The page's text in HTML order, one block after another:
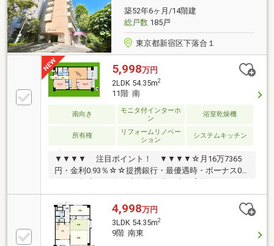
と一緒にたくさん悩んできた私達なので、なにか1つ
でも良いアドバイスができたらと思っています。是非
ご相談ください。
築52年6ヶ月/14階建
総戸数185戸
東京都新宿区下落合１
5,998万円
2LDK 54.35m2
11階 南
南向き
モニタ付インターホ
ン
浴室乾燥機
所有権
リフォームリノベー
ション
システムキッチン
▼▼▼▼ 注目ポイント！ ▼▼▼▼☆月16万7365
円・金利0.93％☆☆提携銀行・最優遇時・ボーナス0
す！◆JR山手線・東西線・西武新宿線「高田馬場」駅
徒歩3分！◆11階部分の南向き陽当りと眺望！◆駐輪
場・バイク置き場有！◆新規内装リノベーション実
施！◆「もっと安い住宅ローン」が見つかる！ 提
携の金融機関は55社以上！◆「勤続期間が短い」「諸
4,998万円
3LDK 54.35m2
9階 南東